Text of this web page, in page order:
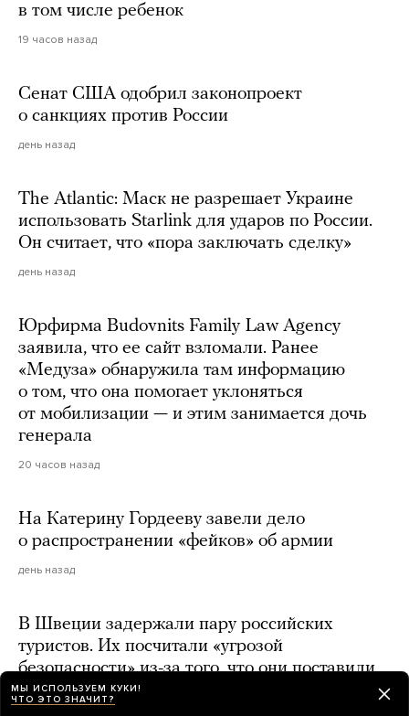
в том числе ребенок
19 часов назад
Сенат США одобрил законопроект
о санкциях против России
день назад
The Atlantic: Маск не разрешает Украине
использовать Starlink для ударов по России.
Он считает, что «пора заключать сделку»
день назад
Юрфирма Budovnits Family Law Agency
заявила, что ее сайт взломали. Ранее
«Медуза» обнаружила там информацию
о том, что она помогает уклоняться
от мобилизации — и этим занимается дочь
генерала
20 часов назад
На Катерину Гордееву завели дело
о распространении «фейков» об армии
день назад
В Швеции задержали пару российских
туристов. Их посчитали «угрозой
безопасности» из-за того, что они поставили
палатку рядом с домом «охраняемого лица»
МЫ ИСПОЛЬЗУЕМ КУКИ!
ЧТО ЭТО ЗНАЧИТ?